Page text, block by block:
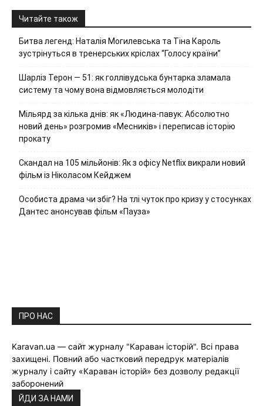
Читайте також
Битва легенд: Наталія Могилевська та Тіна Кароль
зустрінуться в тренерських кріслах “Голосу країни”
Шарліз Терон — 51: як голлівудська бунтарка зламала
систему та чому вона відмовляється молодіти
Мільярд за кілька днів: як «Людина-павук: Абсолютно
новий день» розгромив «Месників» і переписав історію
прокату
Скандал на 105 мільйонів: Як з офісу Netflix викрали новий
фільм із Ніколасом Кейджем
Особиста драма чи збіг? На тлі чуток про кризу у стосунках
Дантес анонсував фільм «Пауза»
ПРО НАС
Karavan.ua — сайт журналу "Караван історій". Всі права
захищені. Повний або частковий передрук матеріалів
журналу і сайту «Караван історій» без дозволу редакції
заборонений
ЙДИ ЗА НАМИ